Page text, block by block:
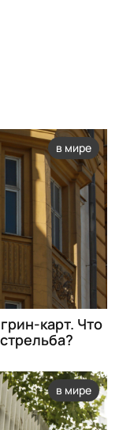
в мире
карт. Что
в мире